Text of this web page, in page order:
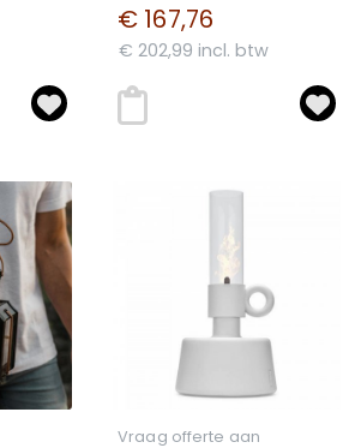
€ 167,76
€ 202,99 incl. btw
Vraag offerte aan